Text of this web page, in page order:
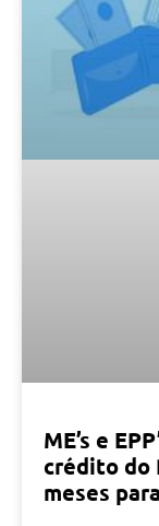
ME’s e
crédito do
meses